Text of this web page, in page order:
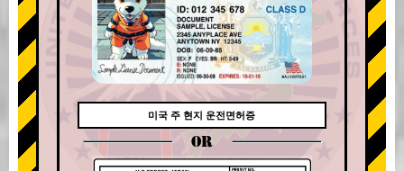
미국 주 현지 운전면허증
OR